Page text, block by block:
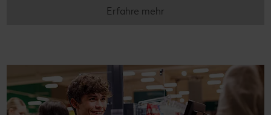
Erfahre mehr